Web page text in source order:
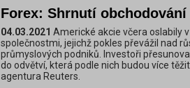
Forex: Shrnutí obchodování
04.03.2021 Americké akcie včera oslabily
společnostmi, jejichž pokles převážil nad
průmyslových podniků. Investoři
do odvětví, která podle nich budou více
agentura Reuters.